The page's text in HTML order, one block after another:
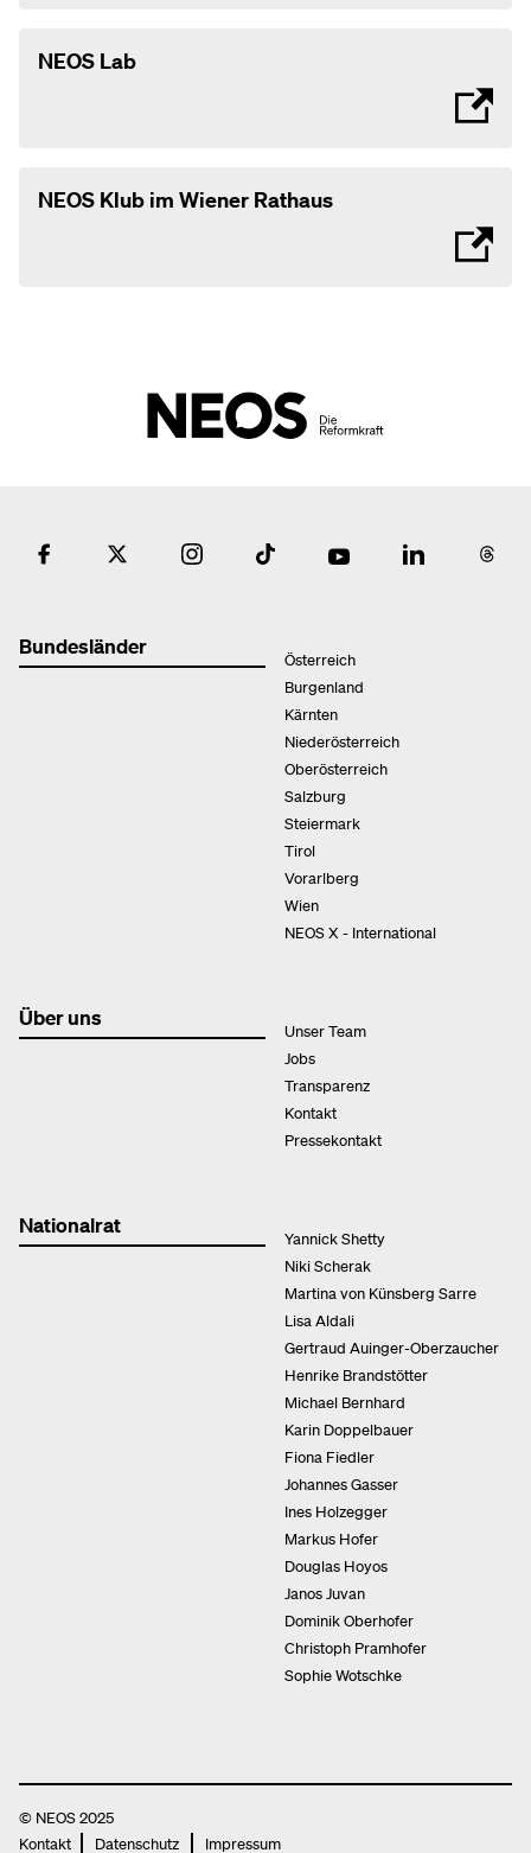
NEOS Lab
NEOS Klub im Wiener Rathaus
Bundesländer
Österreich
Burgenland
Kärnten
Niederösterreich
Oberösterreich
Salzburg
Steiermark
Tirol
Vorarlberg
Wien
NEOS X - International
Über uns
Unser Team
Jobs
Transparenz
Kontakt
Pressekontakt
Nationalrat
Yannick Shetty
Niki Scherak
Martina von Künsberg Sarre
Lisa Aldali
Gertraud Auinger-Oberzaucher
Henrike Brandstötter
Michael Bernhard
Karin Doppelbauer
Fiona Fiedler
Johannes Gasser
Ines Holzegger
Markus Hofer
Douglas Hoyos
Janos Juvan
Dominik Oberhofer
Christoph Pramhofer
Sophie Wotschke
© NEOS 2025
Kontakt
Datenschutz Impressum